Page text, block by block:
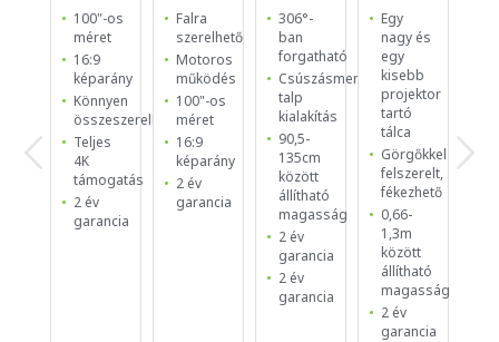
100"-os
méret
16:9
képarány
Könnyen
összeszerelhető
Teljes
4K
támogatás
2 év
garancia
Falra
szerelhető
Motoros
működés
100"-os
méret
16:9
képarány
2 év
garancia
306°-
ban
forgatható
Csúszásmentes
talp
kialakítás
90,5-
135cm
között
állítható
magasság
2 év
garancia
2 év
garancia
Egy
nagy és
egy
kisebb
projektor
tartó
tálca
Görgőkkel
felszerelt,
fékezhető
0,66-
1,3m
között
állítható
magasság
2 év
garancia